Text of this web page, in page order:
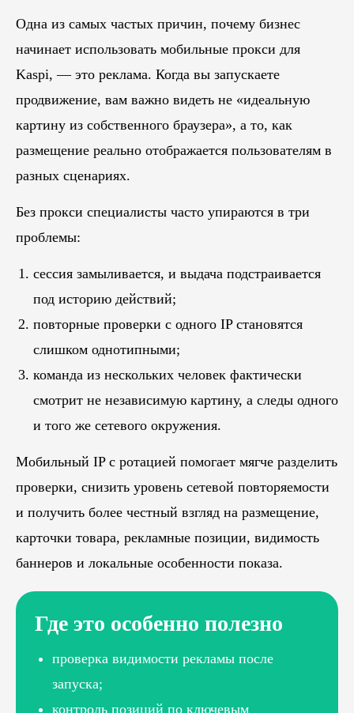
Одна из самых частых причин, почему бизнес
начинает использовать мобильные прокси для
Kaspi, — это реклама. Когда вы запускаете
продвижение, вам важно видеть не «идеальную
картину из собственного браузера», а то, как
размещение реально отображается пользователям в
разных сценариях.
Без прокси специалисты часто упираются в три
проблемы:
сессия замыливается, и выдача подстраивается
под историю действий;
повторные проверки с одного IP становятся
слишком однотипными;
команда из нескольких человек фактически
смотрит не независимую картину, а следы одного
и того же сетевого окружения.
Мобильный IP с ротацией помогает мягче разделить
проверки, снизить уровень сетевой повторяемости
и получить более честный взгляд на размещение,
карточки товара, рекламные позиции, видимость
баннеров и локальные особенности показа.
Где это особенно полезно
проверка видимости рекламы после
запуска;
контроль позиций по ключевым